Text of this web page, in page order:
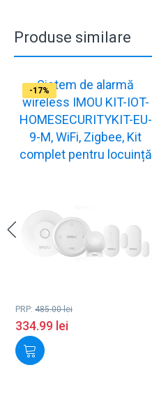
Produse similare
-31%
Sistem de alarmă
wireless IMOU KIT-IOT-
HOMESECURITYKIT-EU-
9-M, WiFi, Zigbee, Kit
complet pentru locuință
PRP: 485.00lei
334.99 lei
-19%
-21%
-13%
-15%
-20%
-12%
-13%
-16%
-17%